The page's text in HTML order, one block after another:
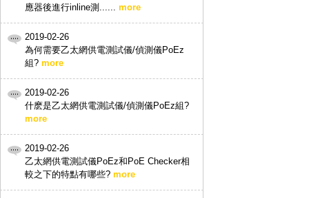
應器後進行inline測...... more
2019-02-26
為何需要乙太網供電測試儀/偵測儀PoEz
組? more
2019-02-26
什麽是乙太網供電測試儀/偵測儀PoEz組?
more
2019-02-26
乙太網供電測試儀PoEz和PoE Checker相
較之下的特點有哪些? more